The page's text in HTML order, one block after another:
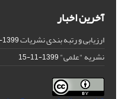
آخرین اخبار
ارزیابی و رتبه بندی نشریات1399-11-15
نشریه "علمی"1399-11-15